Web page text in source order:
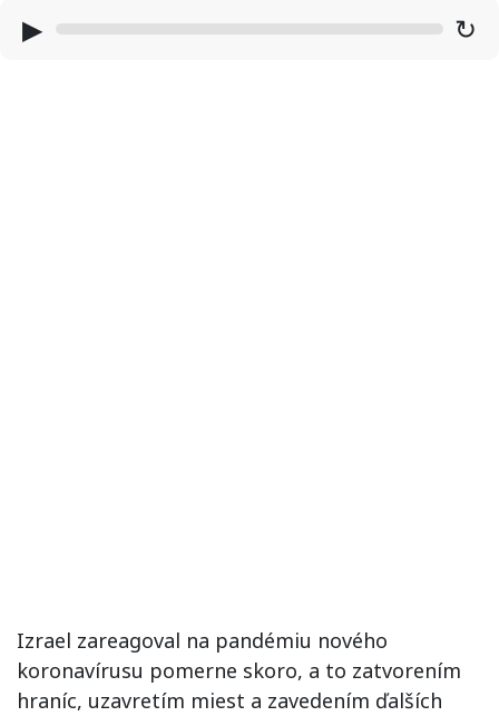
▶ ↻
Izrael zareagoval na pandémiu nového
koronavírusu pomerne skoro, a to zatvorením
hraníc, uzavretím miest a zavedením ďalších